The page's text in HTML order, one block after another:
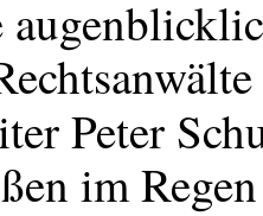
Peter
im